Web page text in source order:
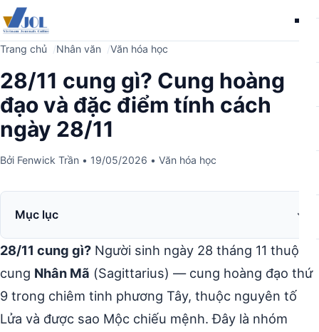
Trang chủ Nhân văn Văn hóa học
28/11 cung gì? Cung hoàng
đạo và đặc điểm tính cách
ngày 28/11
Bởi Fenwick Trần • 19/05/2026 • Văn hóa học
Mục lục
28/11 cung gì? Người sinh ngày 28 tháng 11 thuộc
cung Nhân Mã (Sagittarius) — cung hoàng đạo thứ
9 trong chiêm tinh phương Tây, thuộc nguyên tố
Lửa và được sao Mộc chiếu mệnh. Đây là nhóm